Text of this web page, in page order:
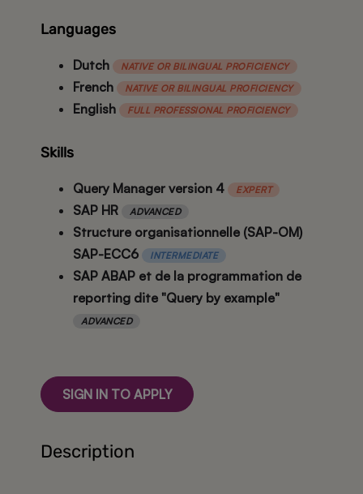
Languages
Dutch NATIVE OR BILINGUAL PROFICIENCY
French NATIVE OR BILINGUAL PROFICIENCY
English FULL PROFESSIONAL PROFICIENCY
Skills
Query Manager version 4 EXPERT
SAP HR ADVANCED
Structure organisationnelle (SAP-OM)
SAP-ECC6
INTERMEDIATE
SAP ABAP et de la programmation de
reporting dite "Query by example"
ADVANCED
SIGN IN TO APPLY
Description